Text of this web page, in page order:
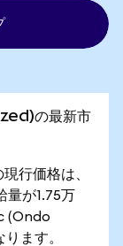
の最新市
行価格は、
量が1.75万
(Ondo
ます。